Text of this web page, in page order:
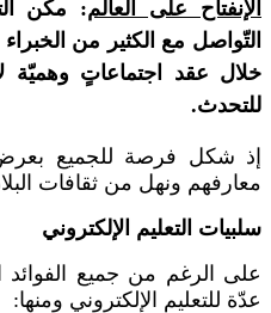
الإنفتاح على العالم: مكّن
التّواصل مع الكثير من
خلال عقد اجتماعاتٍ وهميّة
للتحدث.
إذ شكل فرصة للجميع بعرض
معارفهم ونهل من ثقافات
سلبيات التعليم الإلكتروني
على الرغم من جميع
عدّة للتعليم الإلكتروني ومنها: